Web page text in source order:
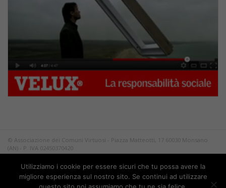
© Associazione dei Comuni Virtuosi - Piazza Matteotti, 17 60030 Monsano
(AN) - P. IVA 02450370420
Tutti i diritti riservati.
PrivacyUtilizziamo i cookie per essere sicuri che tu possa avere la
migliore esperienza sul nostro sito. Se continui ad utilizzare